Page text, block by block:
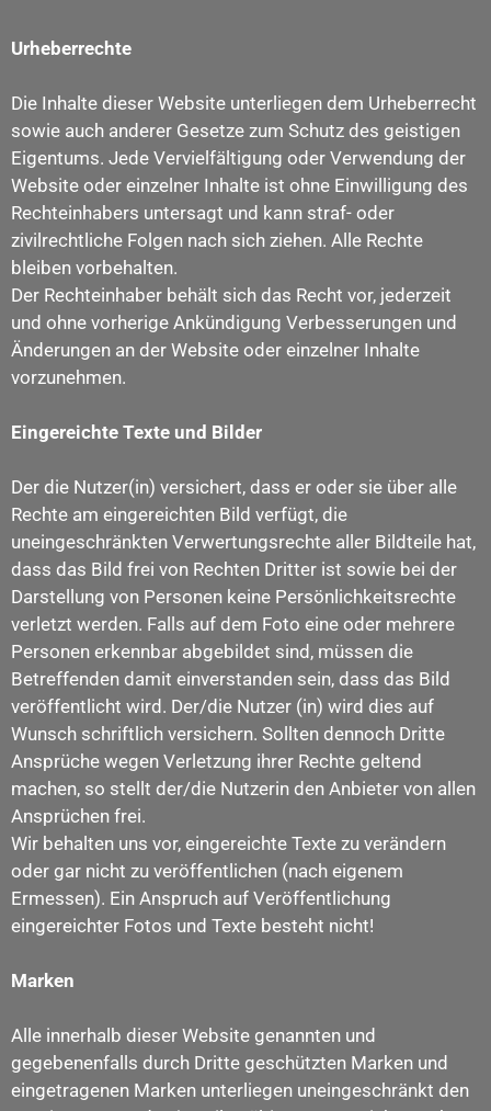
Urheberrechte
Die Inhalte dieser Website unterliegen dem Urheberrecht
sowie auch anderer Gesetze zum Schutz des geistigen
Eigentums. Jede Vervielfältigung oder Verwendung der
Website oder einzelner Inhalte ist ohne Einwilligung des
Rechteinhabers untersagt und kann straf- oder
zivilrechtliche Folgen nach sich ziehen. Alle Rechte
bleiben vorbehalten.
Der Rechteinhaber behält sich das Recht vor, jederzeit
und ohne vorherige Ankündigung Verbesserungen und
Änderungen an der Website oder einzelner Inhalte
vorzunehmen.
Eingereichte Texte und Bilder
Der die Nutzer(in) versichert, dass er oder sie über alle
Rechte am eingereichten Bild verfügt, die
uneingeschränkten Verwertungsrechte aller Bildteile hat,
dass das Bild frei von Rechten Dritter ist sowie bei der
Darstellung von Personen keine Persönlichkeitsrechte
verletzt werden. Falls auf dem Foto eine oder mehrere
Personen erkennbar abgebildet sind, müssen die
Betreffenden damit einverstanden sein, dass das Bild
veröffentlicht wird. Der/die Nutzer (in) wird dies auf
Wunsch schriftlich versichern. Sollten dennoch Dritte
Ansprüche wegen Verletzung ihrer Rechte geltend
machen, so stellt der/die Nutzerin den Anbieter von allen
Ansprüchen frei.
Wir behalten uns vor, eingereichte Texte zu verändern
oder gar nicht zu veröffentlichen (nach eigenem
Ermessen). Ein Anspruch auf Veröffentlichung
eingereichter Fotos und Texte besteht nicht!
Marken
Alle innerhalb dieser Website genannten und
gegebenenfalls durch Dritte geschützten Marken und
eingetragenen Marken unterliegen uneingeschränkt den